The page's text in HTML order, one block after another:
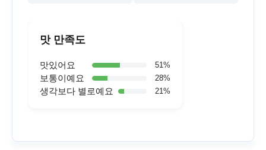
맛 만족도
맛있어요 51%
보통이예요 28%
생각보다 별로예요 21%